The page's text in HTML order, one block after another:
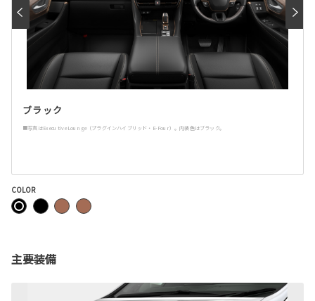
ブラック
■写真はExecutive Lounge（プラグインハイブリッド・E-Four）。内装色はブラック。
COLOR
主要装備